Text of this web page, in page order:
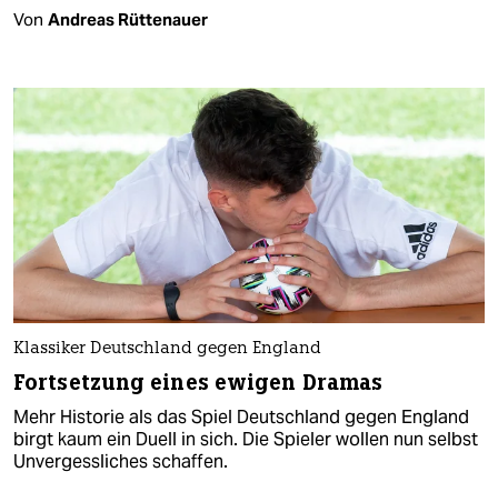
Von Andreas Rüttenauer
Klassiker Deutschland gegen England
Fortsetzung eines ewigen Dramas
Mehr Historie als das Spiel Deutschland gegen England
birgt kaum ein Duell in sich. Die Spieler wollen nun selbst
Unvergessliches schaffen.